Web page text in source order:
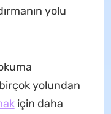
yolu
yolundan
için daha